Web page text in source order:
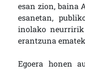
esan zion, baina
esanetan,
inolako
erantzuna
Egoera honen